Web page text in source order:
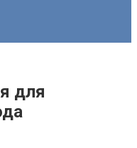
для